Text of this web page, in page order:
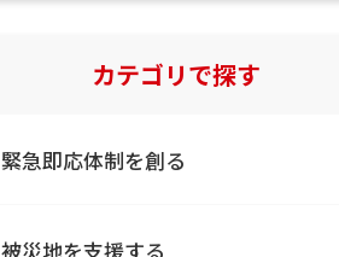
カテゴリで探す
緊急即応体制を創る
被災地を支援する